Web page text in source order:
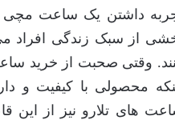
داشتن یک ساعت مچی
از سبک زندگی افراد
وقتی صحبت از خرید
محصولی با کیفیت و
های تلارو نیز از این